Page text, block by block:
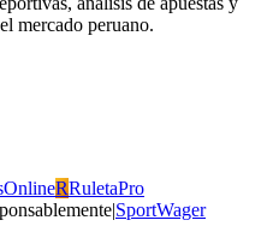
mercado peruano.
RRuletaPro
|SportWager